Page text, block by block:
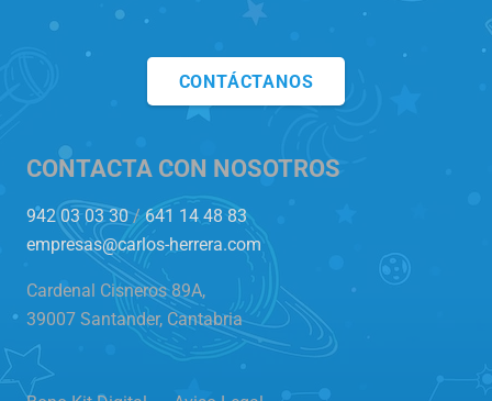
CONTÁCTANOS
CONTACTA CON NOSOTROS
942 03 03 30/ 641 14 48 83
empresas@carlos-herrera.com
Cardenal Cisneros 89A,
39007 Santander, Cantabria